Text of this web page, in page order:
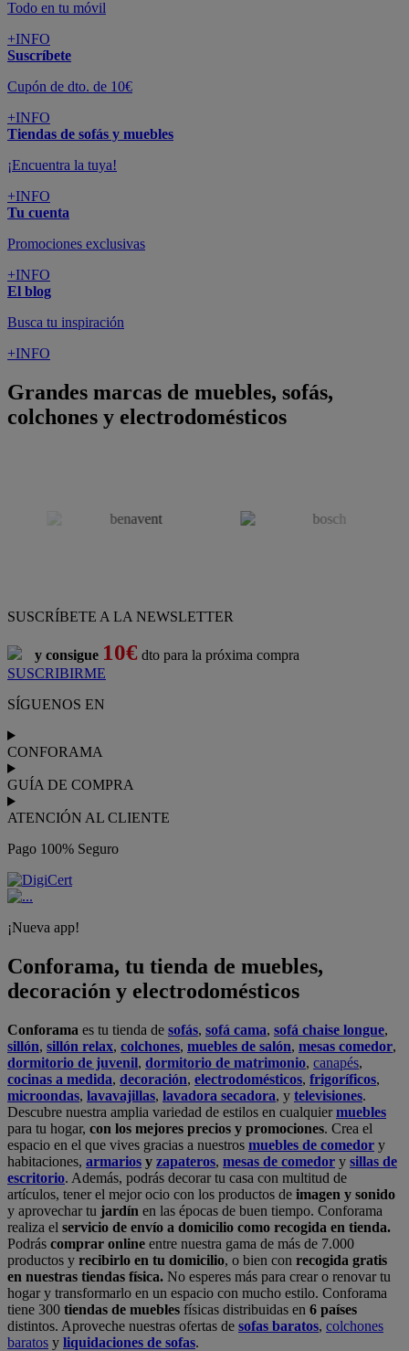
Todo en tu móvil
+INFO
Suscríbete
Cupón de dto. de 10€
+INFO
Tiendas de sofás y muebles
¡Encuentra la tuya!
+INFO
Tu cuenta
Promociones exclusivas
+INFO
El blog
Busca tu inspiración
+INFO
Grandes marcas de muebles, sofás,
colchones y electrodomésticos
SUSCRÍBETE A LA NEWSLETTER
y consigue 10€ dto para la próxima compra
SUSCRIBIRME
SÍGUENOS EN
CONFORAMA
GUÍA DE COMPRA
ATENCIÓN AL CLIENTE
Pago 100% Seguro
¡Nueva app!
Conforama, tu tienda de muebles,
decoración y electrodomésticos
Conforama es tu tienda de sofás, sofá cama, sofá chaise longue,
sillón, sillón relax, colchones, muebles de salón, mesas comedor,
dormitorio de juvenil, dormitorio de matrimonio, canapés,
cocinas a medida, decoración, electrodomésticos, frigoríficos,
microondas, lavavajillas, lavadora secadora, y televisiones.
Descubre nuestra amplia variedad de estilos en cualquiermuebles
para tu hogar, con los mejores precios y promociones. Crea el
espacio en el que vives gracias a nuestros muebles de comedor y
habitaciones, armarios y zapateros, mesas de comedor y sillas de
escritorio. Además, podrás decorar tu casa con multitud de
artículos, tener el mejor ocio con los productos de imagen y sonido
y aprovechar tu jardín en las épocas de buen tiempo. Conforama
realiza el servicio de envío a domicilio como recogida en tienda.
Podrás comprar online entre nuestra gama de más de 7.000
productos y recibirlo en tu domicilio, o bien con recogida gratis
en nuestras tiendas física. No esperes más para crear o renovar tu
hogar y transformarlo en un espacio con mucho estilo. Conforama
tiene 300 tiendas de muebles físicas distribuidas en 6 países
distintos. Aproveche nuestras ofertas de sofas baratos, colchones
baratos y liquidaciones de sofas.